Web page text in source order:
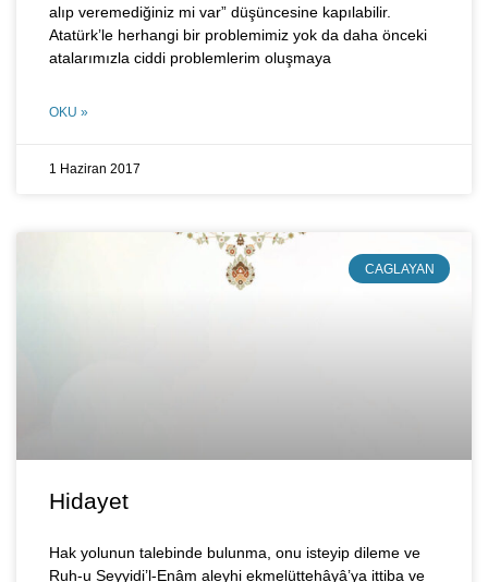
alıp veremediğiniz mi var” düşüncesine kapılabilir.
Atatürk’le herhangi bir problemimiz yok da daha önceki
atalarımızla ciddi problemlerim oluşmaya
OKU »
1 Haziran 2017
CAGLAYAN
Hidayet
Hak yolunun talebinde bulunma, onu isteyip dileme ve
Ruh-u Seyyidi’l-Enâm aleyhi ekmelüttehâyâ’ya ittiba ve